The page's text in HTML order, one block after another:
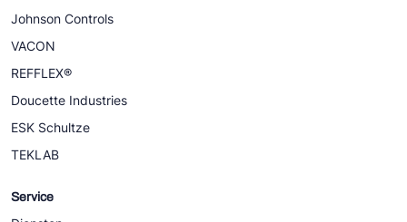
Johnson Controls
VACON
REFFLEX®
Doucette Industries
ESK Schultze
TEKLAB
Service